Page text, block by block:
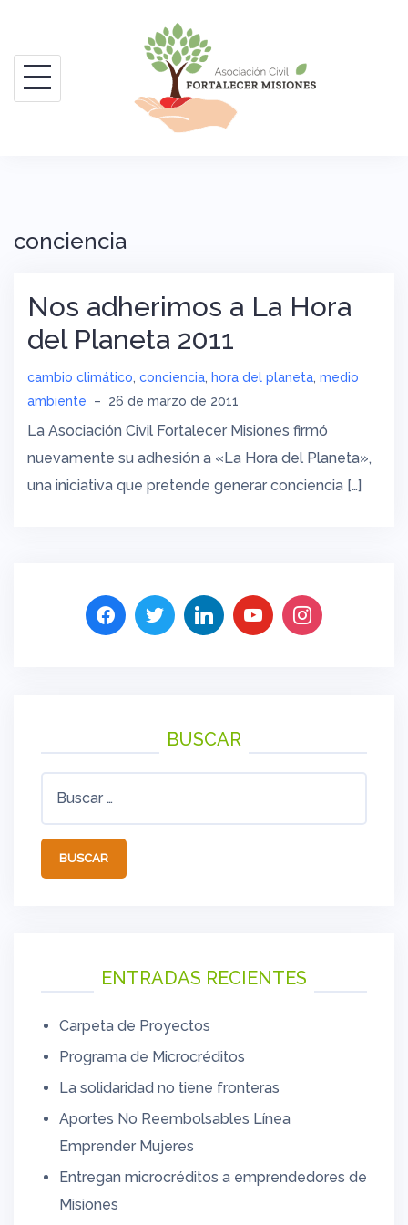
contenido
conciencia
Nos adherimos a La Hora
del Planeta 2011
cambio climático, conciencia, hora del planeta, medio
ambiente
– 26 de marzo de 2011
La Asociación Civil Fortalecer Misiones firmó
nuevamente su adhesión a «La Hora del Planeta»,
una iniciativa que pretende generar conciencia […]
BUSCAR
ENTRADAS RECIENTES
Carpeta de Proyectos
Programa de Microcréditos
La solidaridad no tiene fronteras
Aportes No Reembolsables Línea
Emprender Mujeres
Entregan microcréditos a emprendedores de
Misiones